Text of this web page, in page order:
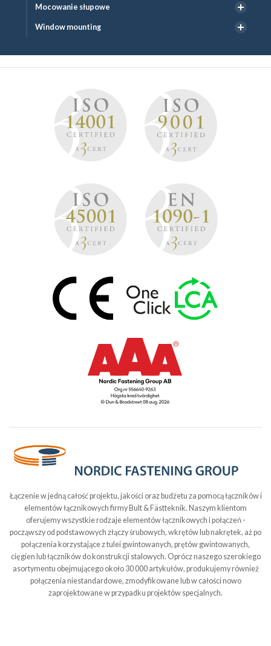
Mocowanie słupowe
Window mounting
Łączenie w jedną całość projektu, jakości oraz budżetu za pomocą łączników i
elementów łącznikowych firmy Bult & Fästteknik. Naszym klientom
oferujemy wszystkie rodzaje elementów łącznikowych i połączeń -
począwszy od podstawowych złączy śrubowych, wkrętów lub nakrętek, aż po
połączenia korzystające z tulei gwintowanych, prętów gwintowanych,
cięgien lub łączników do konstrukcji stalowych. Oprócz naszego szerokiego
asortymentu obejmującego około 30 000 artykułów, produkujemy również
połączenia niestandardowe, zmodyfikowane lub w całości nowo
zaprojektowane w przypadku projektów specjalnych.